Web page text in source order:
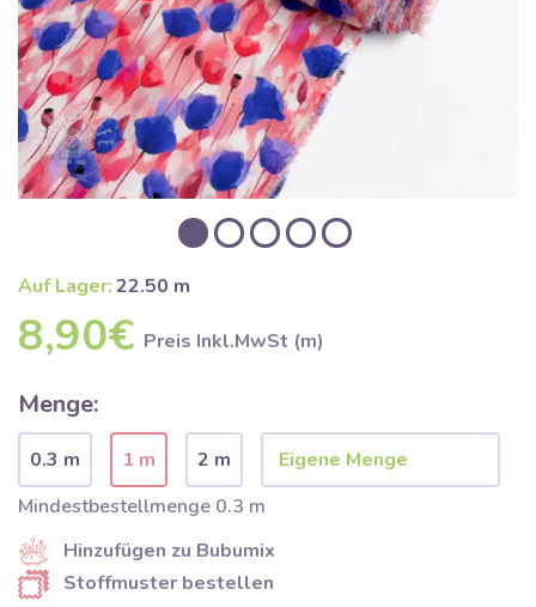
Auf Lager:22.50 m
8,90€ Preis Inkl.MwSt (m)
Menge:
0.3 m 1 m
2 m
Mindestbestellmenge 0.3 m
Hinzufügen zu Bubumix
Stoffmuster bestellen